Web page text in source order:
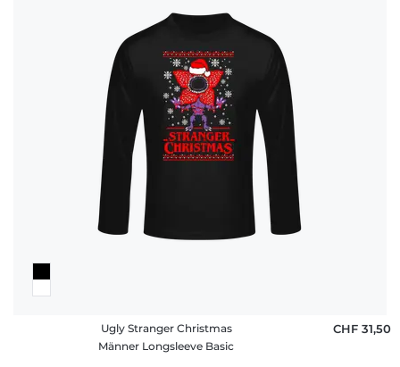
Ugly Stranger Christmas
Männer Longsleeve Basic
CHF 31,50